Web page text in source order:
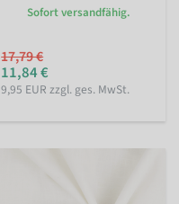
Sofort versandfähig.
17,79 €
11,84 €
9,95 EUR zzgl. ges. MwSt.